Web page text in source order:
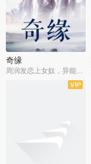
奇缘
周润发恋上女奴，异能护体战邪派